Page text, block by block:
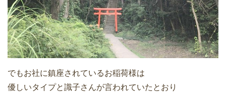
でもお社に鎮座されているお稲荷様は
優しいタイプと識子さんが言われていたとおり